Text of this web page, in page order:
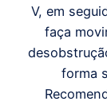
V, em
faça
forma